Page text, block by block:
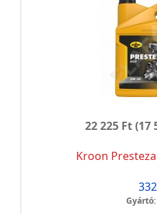
22 225 Ft(17
Kroon